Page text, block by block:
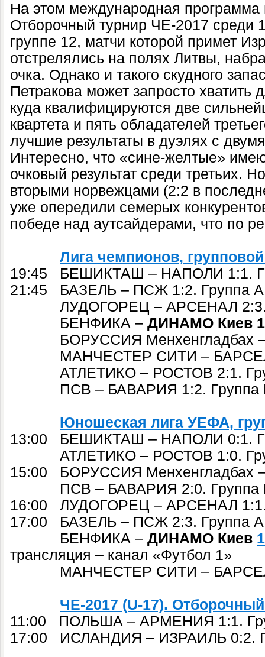
На этом международная программа
Отборочный турнир ЧЕ-2017 среди
группе 12, матчи которой примет
отстрелялись на полях Литвы,
очка. Однако и такого скудного
Петракова может запросто хватить
куда квалифицируются две
квартета и пять обладателей
лучшие результаты в дуэлях с
Интересно, что «сине-желтые»
очковый результат среди третьих.
вторыми норвежцами (2:2 в
уже опередили семерых
победе над аутсайдерами, что по
Лига чемпионов,
19:45 БЕШИКТАШ – НАПОЛИ 1:1.
21:45 БАЗЕЛЬ – ПСЖ 1:2. Группа А
ЛУДОГОРЕЦ – АРСЕНАЛ 2:3.
БЕНФИКА – ДИНАМО Киев
БОРУССИЯ Менхенгладбах –
МАНЧЕСТЕР СИТИ –
АТЛЕТИКО – РОСТОВ 2:1.
ПСВ – БАВАРИЯ 1:2. Группа
Юношеская лига УЕФА,
13:00 БЕШИКТАШ – НАПОЛИ 0:1.
АТЛЕТИКО – РОСТОВ 1:0.
15:00 БОРУССИЯ Менхенгладбах
ПСВ – БАВАРИЯ 2:0. Группа
16:00 ЛУДОГОРЕЦ – АРСЕНАЛ 1:1.
17:00 БАЗЕЛЬ – ПСЖ 2:3. Группа А
БЕНФИКА – ДИНАМО Киев
трансляция – канал «Футбол 1»
МАНЧЕСТЕР СИТИ –
ЧЕ-2017 (U-17).
11:00 ПОЛЬША – АРМЕНИЯ 1:1.
17:00 ИСЛАНДИЯ – ИЗРАИЛЬ 0:2.